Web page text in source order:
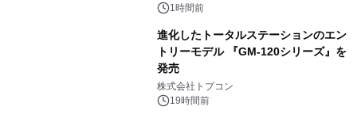
1時間前
進化したトータルステーションのエン
トリーモデル 『GM-120シリーズ』を
発売
株式会社トプコン
19時間前